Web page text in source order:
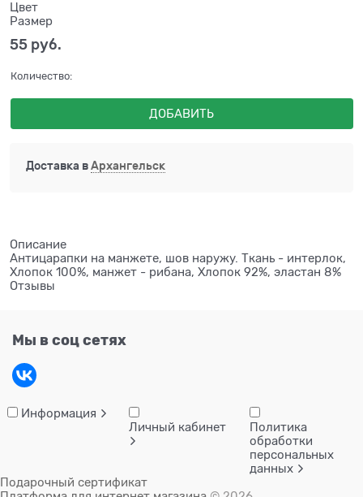
Цвет
Размер
55 руб.
Количество:
ДОБАВИТЬ
Доставка вАрхангельск
Описание
Антицарапки на манжете, шов наружу. Ткань - интерлок,
Хлопок 100%, манжет - рибана, Хлопок 92%, эластан 8%
Отзывы
Мы в соц сетях
Информация
Личный кабинет
Политика
обработки
персональных
данных
Подарочный сертификат